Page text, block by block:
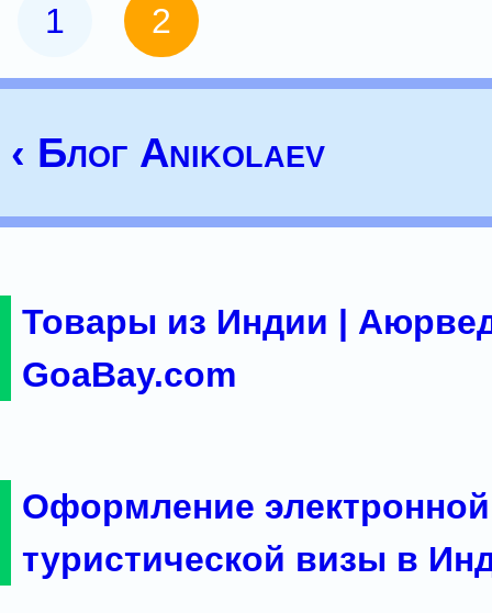
1 2
‹ Блог Anikolaev
Товары из Индии |
GoaBay.com
Оформление электронной
туристической визы в